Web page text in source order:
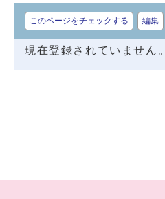
このページをチェックする 編集
現在登録されていません。